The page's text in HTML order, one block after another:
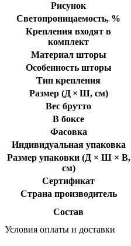
Рисунок
Светопроницаемость, %
Крепления входят в
комплект
Материал шторы
Особенность шторы
Тип крепления
Размер (Д × Ш, см)
Вес брутто
В боксе
Фасовка
Индивидуальная упаковка
Размер упаковки (Д × Ш × В,
см)
Сертификат
Страна производитель
Состав
Условия оплаты и доставки